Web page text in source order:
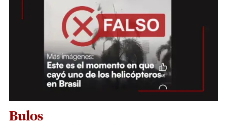
Bulos